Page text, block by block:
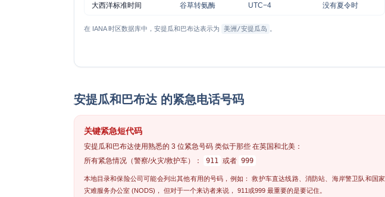
大西洋标准时间 谷草转氨酶 UTC−4 没有夏令时
在 IANA 时区数据库中，安提瓜和巴布达表示为 美洲/安提瓜岛
安提瓜和巴布达 的紧急电话号码
关键紧急短代码
安提瓜和巴布达使用熟悉的 3 位紧急号码类似于那些 在英国和北美：
所有紧急情况（警察/火灾/救护车）：
911 或者 999
本地目录和保险公司可能会列出其他有用的号码，例如： 救护车直达线路、消防站、海岸警卫队和国家
灾难服务办公室 (NODS)， 但对于一个来访者来说， 911或999最重要的是要记住。